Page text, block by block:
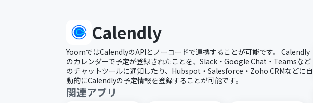
Calendly
YoomではCalendlyのAPIとノーコードで連携することが可能です。 Calendly
のカレンダーで予定が登録されたことを、Slack・Google Chat・Teamsなど
のチャットツールに通知したり、Hubspot・Salesforce・Zoho CRMなどに自
動的にCalendlyの予定情報を登録することが可能です。
関連アプリ